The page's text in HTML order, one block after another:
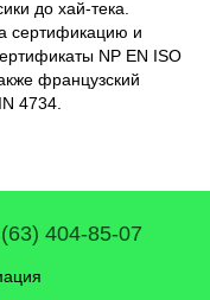
до хай-тека.
сертификацию и
NP EN ISO
французский
4734.
404-85-07